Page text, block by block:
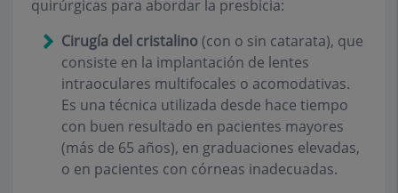
quirúrgicas para abordar la presbicia:
Cirugía del cristalino(con o sin catarata), que
consiste en la implantación de lentes
intraoculares multifocales o acomodativas.
Es una técnica utilizada desde hace tiempo
con buen resultado en pacientes mayores
(más de 65 años), en graduaciones elevadas,
o en pacientes con córneas inadecuadas.